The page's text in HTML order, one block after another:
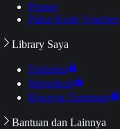
Promo
Pakai Kode Voucher
Library Saya
Daftarku
Mengikuti
Riwayat Tontonan
Bantuan dan Lainnya